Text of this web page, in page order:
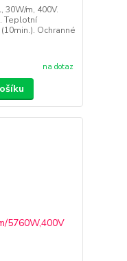
m, 400V.
Teplotní
Ochranné
na dotaz